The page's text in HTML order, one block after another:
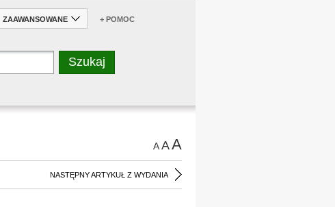
ZAAWANSOWANE + POMOC
AAA
NASTĘPNY ARTYKUŁ Z WYDANIA